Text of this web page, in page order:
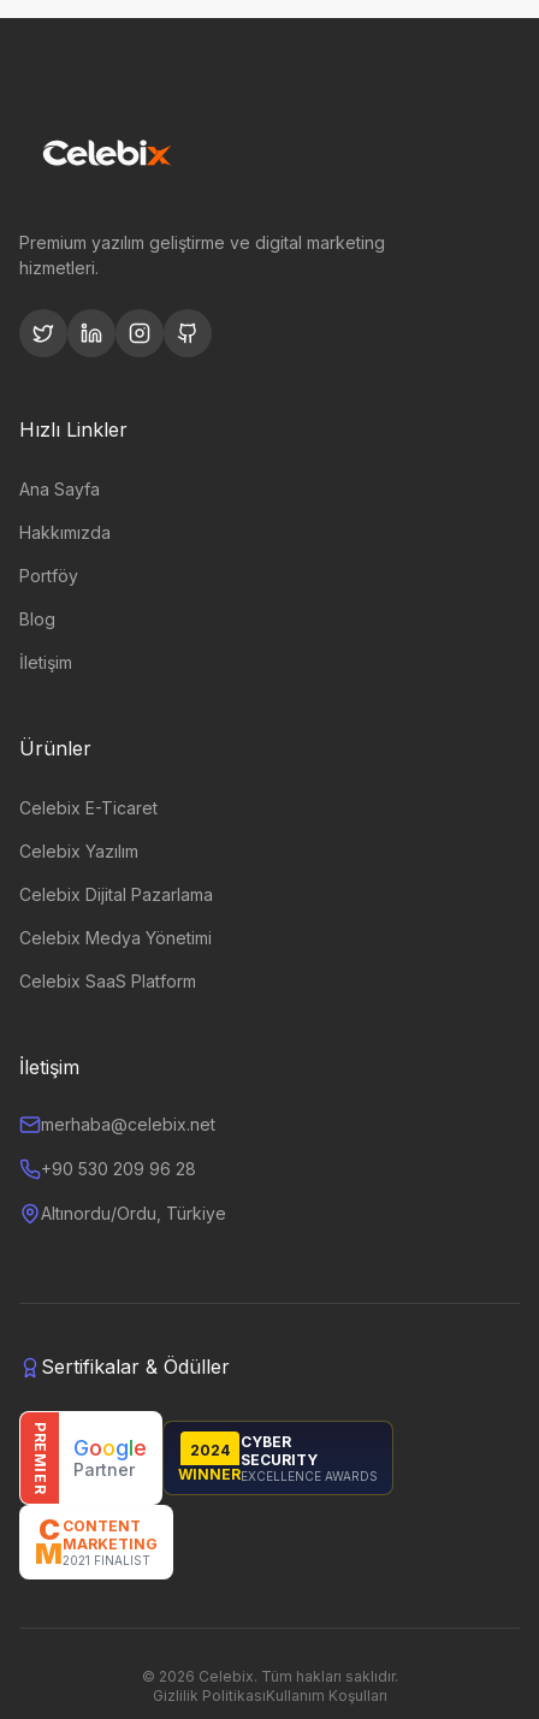
Premium yazılım geliştirme ve digital marketing
hizmetleri.
Hızlı Linkler
Ana Sayfa
Hakkımızda
Portföy
Blog
İletişim
Ürünler
Celebix E-Ticaret
Celebix Yazılım
Celebix Dijital Pazarlama
Celebix Medya Yönetimi
Celebix SaaS Platform
İletişim
merhaba@celebix.net
+90 530 209 96 28
Altınordu/Ordu, Türkiye
Sertifikalar & Ödüller
PREMIER Google
Partner
2024
WINNER
CYBER
SECURITY
EXCELLENCE AWARDS
C
M
CONTENT
MARKETING
2021 FINALIST
© 2026 Celebix. Tüm hakları saklıdır.
Gizlilik PolitikasıKullanım Koşulları